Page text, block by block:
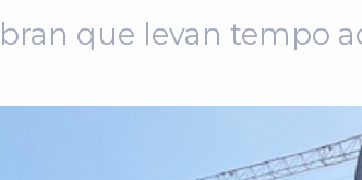
que levan tempo